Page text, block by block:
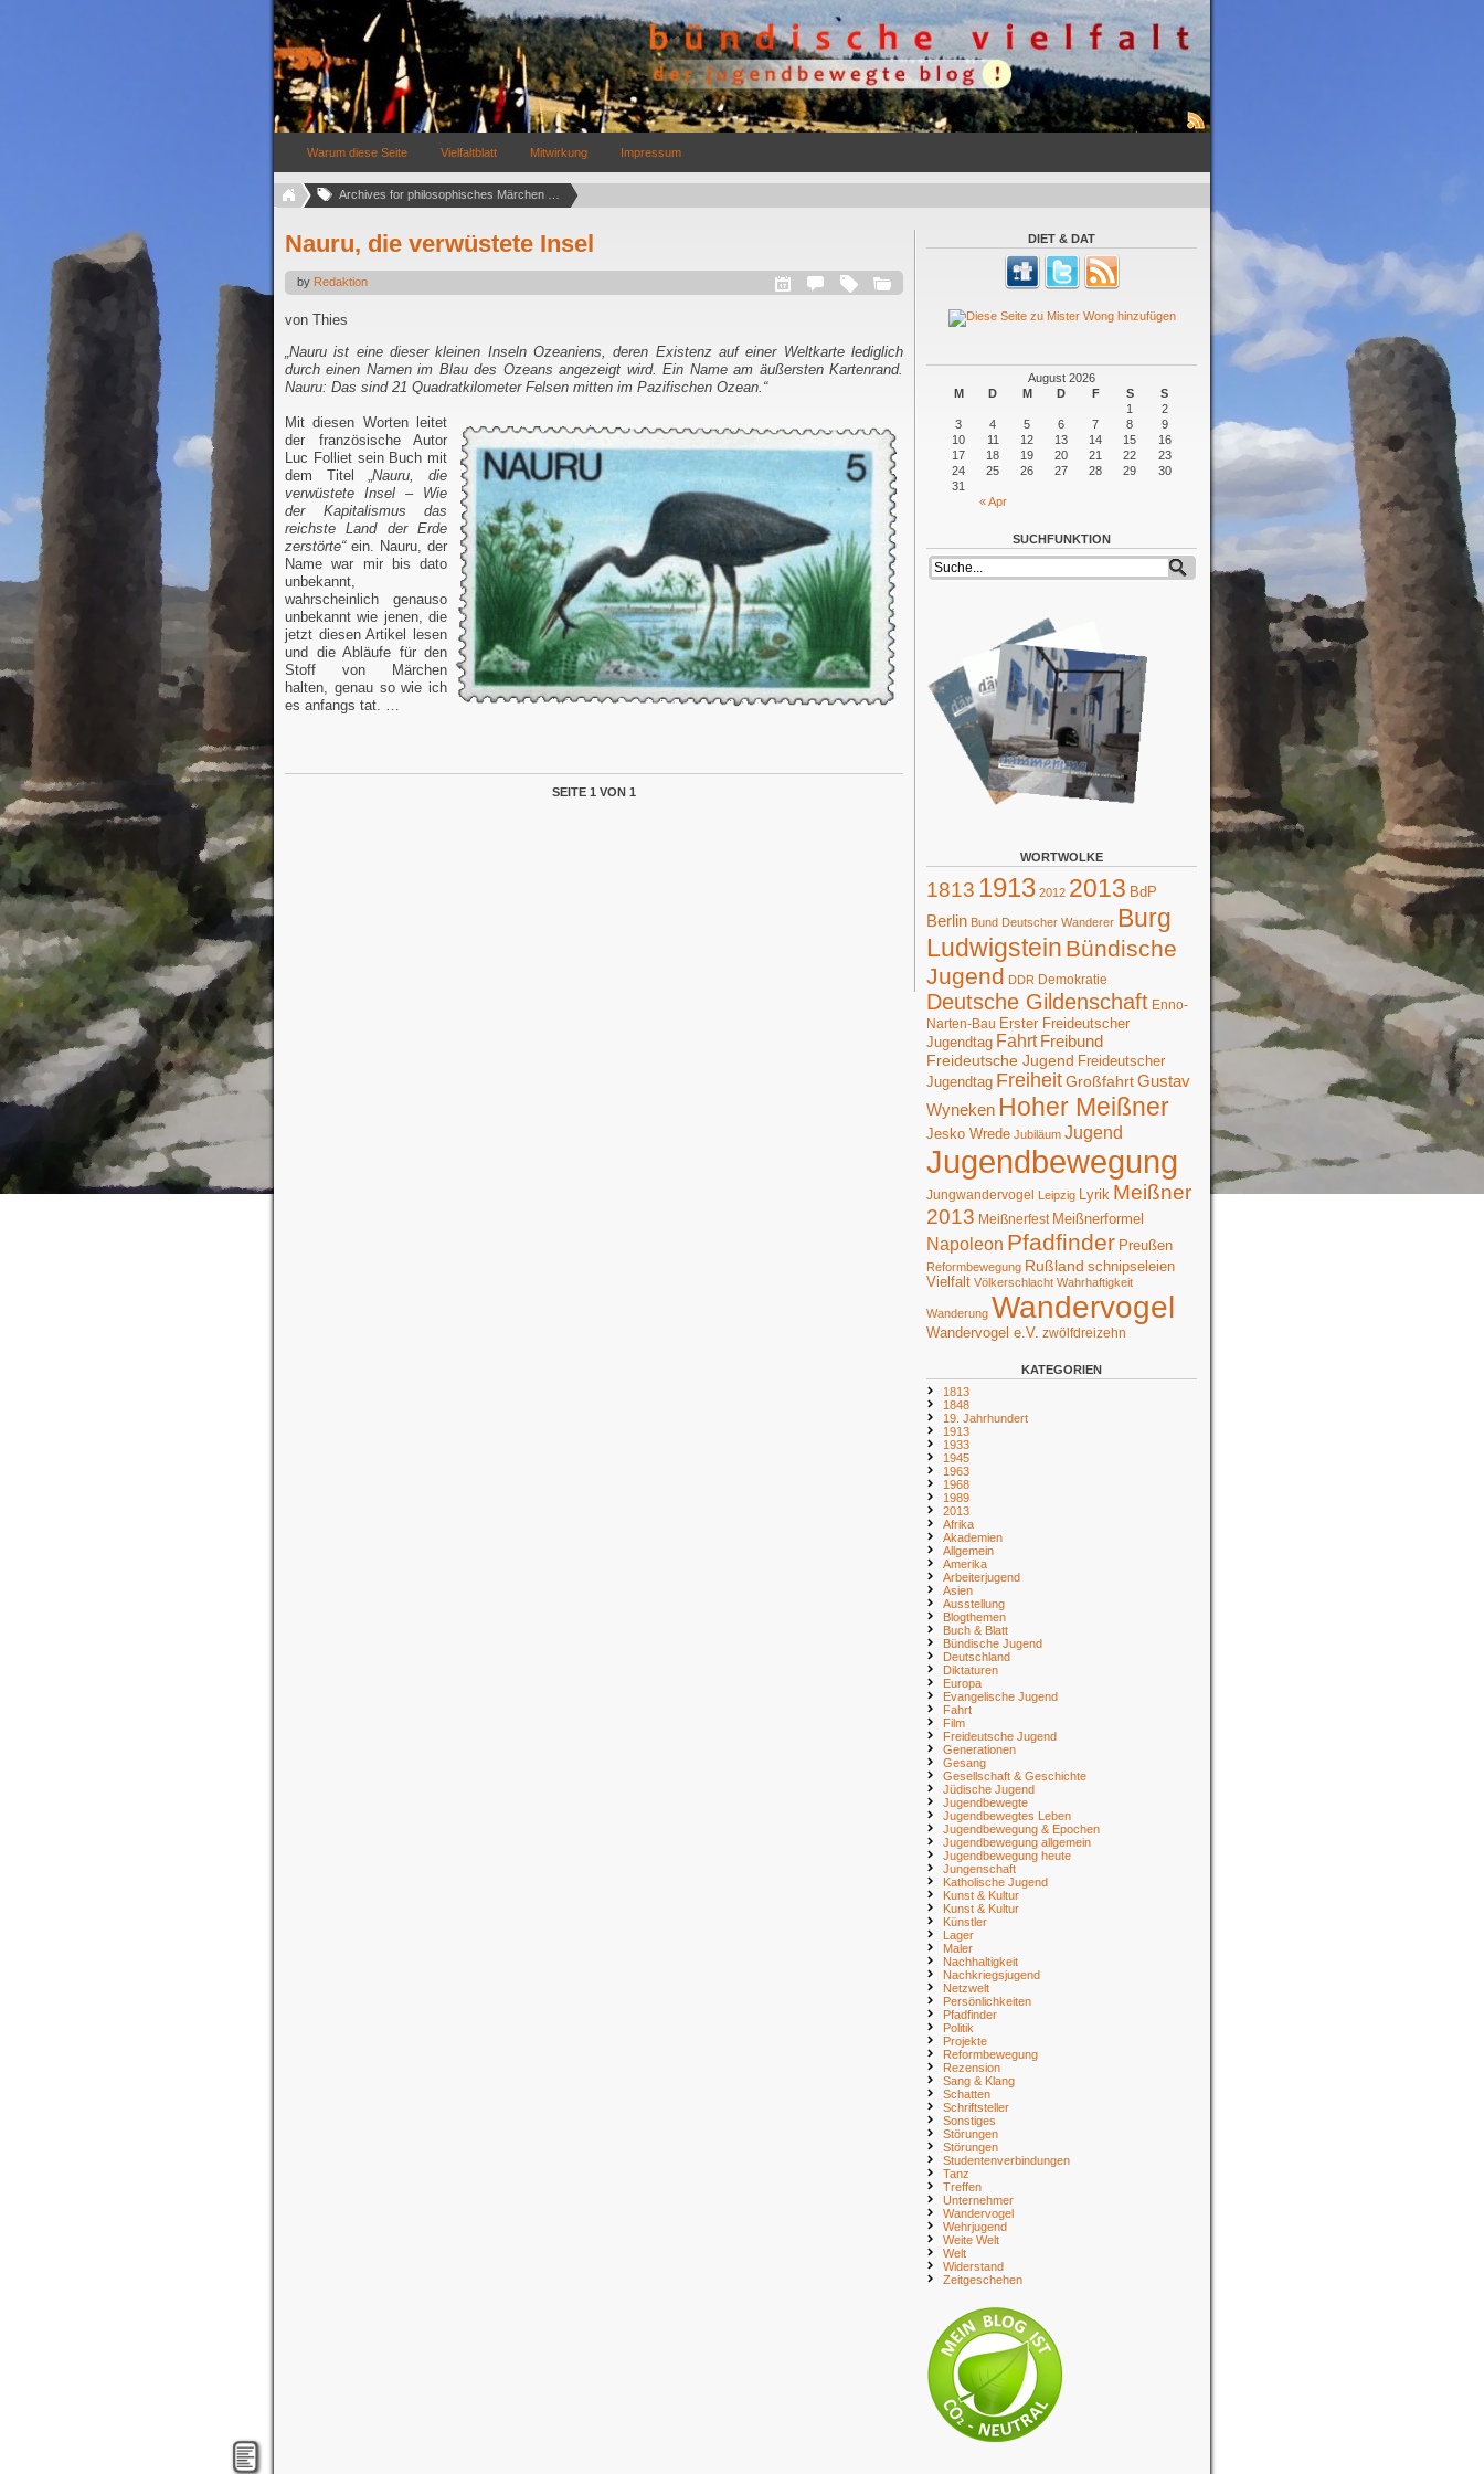
Warum diese Seite Vielfaltblatt Mitwirkung Impressum
Nauru, die verwüstete Insel
by Redaktion
von Thies
„Nauru ist eine dieser kleinen Inseln Ozeaniens, deren Existenz auf einer Weltkarte lediglich
durch einen Namen im Blau des Ozeans angezeigt wird. Ein Name am äußersten Kartenrand.
Nauru: Das sind 21 Quadratkilometer Felsen mitten im Pazifischen Ozean.“
Mit diesen Wortenleitet
der französische Autor
Luc Folliet sein Buch mit
dem Titel „Nauru, die
verwüstete Insel – Wie
der Kapitalismus das
reichste Land der Erde
zerstörte“ ein. Nauru, der
Name war mir bis dato
unbekannt,
wahrscheinlich genauso
unbekannt wie jenen, die
jetzt diesen Artikel lesen
und die Abläufe für den
Stoff von Märchen
halten, genau so wie ich
es anfangs tat. …
SEITE 1 VON 1
DIET & DAT
August 2026
M
D M D F S S
« Apr
1
2
3
4 5 6 7 8
9
10
11 12 13 14 15
16
17
18 19 20 21 22
23
24
25 26 27 28 29
30
31
SUCHFUNKTION
WORTWOLKE
1813 1913 2012 2013 BdP
Berlin Bund Deutscher Wanderer Burg
Ludwigstein Bündische
Jugend DDR Demokratie
Deutsche Gildenschaft Enno-
Narten-Bau Erster Freideutscher
Jugendtag Fahrt Freibund
Freideutsche Jugend Freideutscher
Jugendtag FreiheitGroßfahrtGustav
Wyneken Hoher Meißner
Jesko Wrede Jubiläum Jugend
Jugendbewegung
Jungwandervogel Leipzig Lyrik Meißner
2013 Meißnerfest Meißnerformel
Napoleon Pfadfinder Preußen
Reformbewegung Rußland schnipseleien
Vielfalt Völkerschlacht Wahrhaftigkeit
Wanderung Wandervogel
Wandervogel e.V. zwölfdreizehn
KATEGORIEN
1813
1848
19. Jahrhundert
1913
1933
1945
1963
1968
1989
2013
Afrika
Akademien
Allgemein
Amerika
Arbeiterjugend
Asien
Ausstellung
Blogthemen
Buch & Blatt
Bündische Jugend
Deutschland
Diktaturen
Europa
Evangelische Jugend
Fahrt
Film
Freideutsche Jugend
Generationen
Gesang
Gesellschaft & Geschichte
Jüdische Jugend
Jugendbewegte
Jugendbewegtes Leben
Jugendbewegung & Epochen
Jugendbewegung allgemein
Jugendbewegung heute
Jungenschaft
Katholische Jugend
Kunst & Kultur
Kunst & Kultur
Künstler
Lager
Maler
Nachhaltigkeit
Nachkriegsjugend
Netzwelt
Persönlichkeiten
Pfadfinder
Politik
Projekte
Reformbewegung
Rezension
Sang & Klang
Schatten
Schriftsteller
Sonstiges
Störungen
Störungen
Studentenverbindungen
Tanz
Treffen
Unternehmer
Wandervogel
Wehrjugend
Weite Welt
Welt
Widerstand
Zeitgeschehen